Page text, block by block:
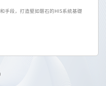
手段，打造堅如磐石的HIS系統基礎